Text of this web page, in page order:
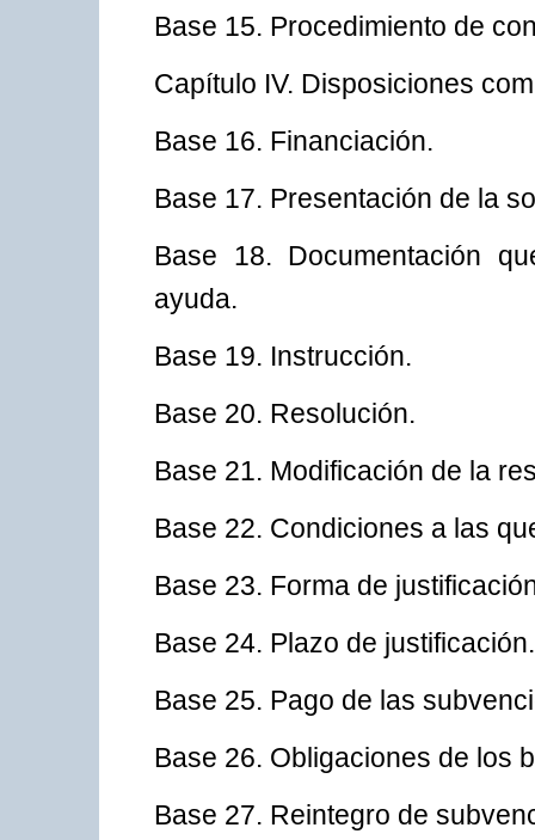
Base 15. Procedimiento de
Capítulo IV. Disposiciones
Base 16. Financiación.
Base 17. Presentación de la
Base 18. Documentación
ayuda.
Base 19. Instrucción.
Base 20. Resolución.
Base 21. Modificación de la
Base 22. Condiciones a las
Base 23. Forma de
Base 24. Plazo de justificación.
Base 25. Pago de las
Base 26. Obligaciones de los
Base 27. Reintegro de